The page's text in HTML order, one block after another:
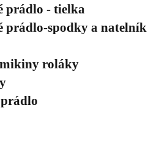
prádlo - tielka
prádlo-spodky a natelník
mikiny roláky